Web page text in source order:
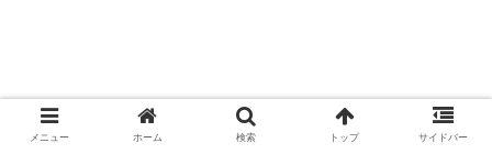
メニュー ホーム 検索 トップ サイドバー